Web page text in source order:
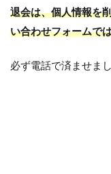
退会は、個人情報を
い合わせフォームで
必ず電話で済ませまし